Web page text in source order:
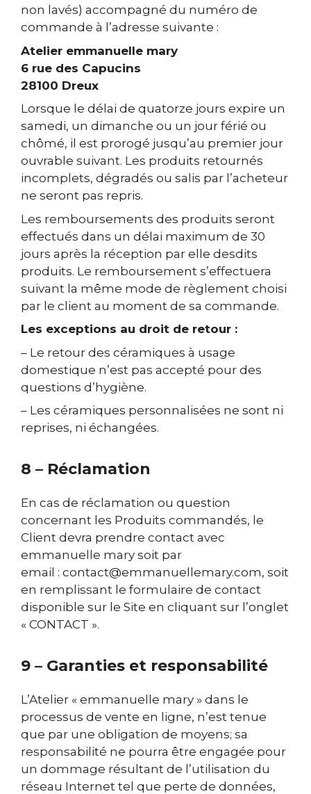
non lavés) accompagné du numéro de
commande à l’adresse suivante :
Atelier emmanuelle mary
6 rue des Capucins
28100 Dreux
Lorsque le délai de quatorze jours expire un
samedi, un dimanche ou un jour férié ou
chômé, il est prorogé jusqu’au premier jour
ouvrable suivant. Les produits retournés
incomplets, dégradés ou salis par l’acheteur
ne seront pas repris.
Les remboursements des produits seront
effectués dans un délai maximum de 30
jours après la réception par elle desdits
produits. Le remboursement s’effectuera
suivant la même mode de règlement choisi
par le client au moment de sa commande.
Les exceptions au droit de retour :
– Le retour des céramiques à usage
domestique n’est pas accepté pour des
questions d’hygiène.
– Les céramiques personnalisées ne sont ni
reprises, ni échangées.
8 – Réclamation
En cas de réclamation ou question
concernant les Produits commandés, le
Client devra prendre contact avec
emmanuelle mary soit par
email : contact@emmanuellemary.com, soit
en remplissant le formulaire de contact
disponible sur le Site en cliquant sur l’onglet
« CONTACT ».
9 – Garanties et responsabilité
L’Atelier « emmanuelle mary » dans le
processus de vente en ligne, n’est tenue
que par une obligation de moyens; sa
responsabilité ne pourra être engagée pour
un dommage résultant de l’utilisation du
réseau Internet tel que perte de données,